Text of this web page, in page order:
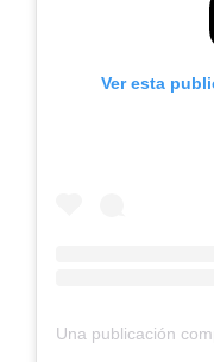
Ver esta